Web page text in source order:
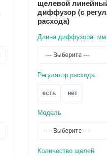
щелевой
диффузор (с
расхода)
Длина диффузора, мм
--- Выберите ---
Регулятор расхода
есть нет
Модель
--- Выберите ---
Количество щелей